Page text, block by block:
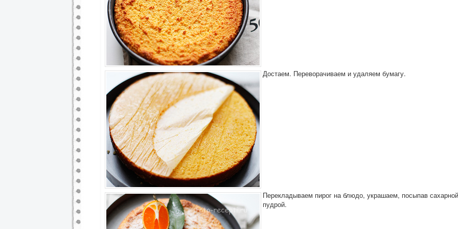
Достаем. Переворачиваем и удаляем бумагу.
Перекладываем пирог на блюдо, украшаем, посыпав сахарной
пудрой.